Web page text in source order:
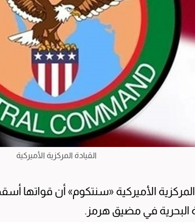
القيادة المركزية الأميركية
المركزية الأميركية «سنتكوم» أن قواتها
البحرية في مضيق هرمز.